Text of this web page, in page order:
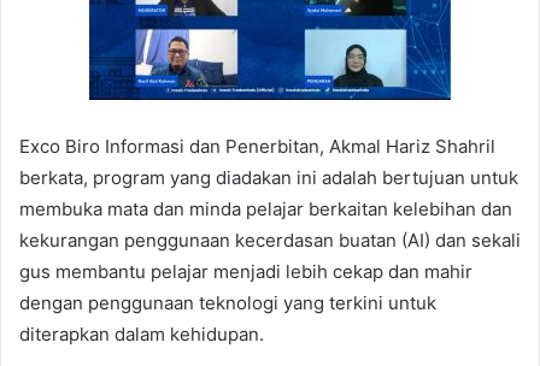
Exco Biro Informasi dan Penerbitan, Akmal Hariz Shahril
berkata, program yang diadakan ini adalah bertujuan untuk
membuka mata dan minda pelajar berkaitan kelebihan dan
kekurangan penggunaan kecerdasan buatan (AI) dan sekali
gus membantu pelajar menjadi lebih cekap dan mahir
dengan penggunaan teknologi yang terkini untuk
diterapkan dalam kehidupan.